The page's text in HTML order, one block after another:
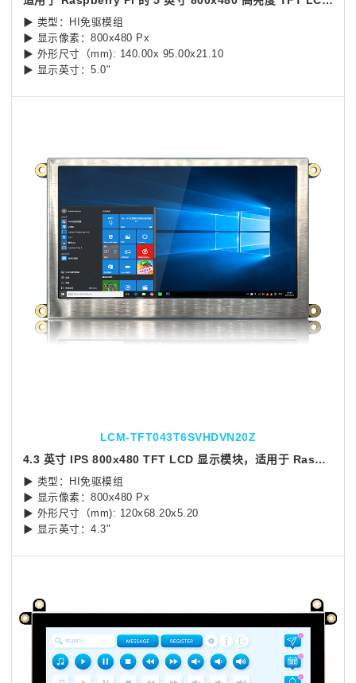
▶ 类型：HI免驱模组
▶ 显示像素：800x480 Px
▶ 外形尺寸（mm): 140.00x 95.00x21.10
▶ 显示英寸：5.0"
LCM-TFT043T6SVHDVN20Z
4.3 英寸 IPS 800x480 TFT LCD 显示模块，适用于 Raspberry Pi
▶ 类型：HI免驱模组
▶ 显示像素：800x480 Px
▶ 外形尺寸（mm): 120x68.20x5.20
▶ 显示英寸：4.3"